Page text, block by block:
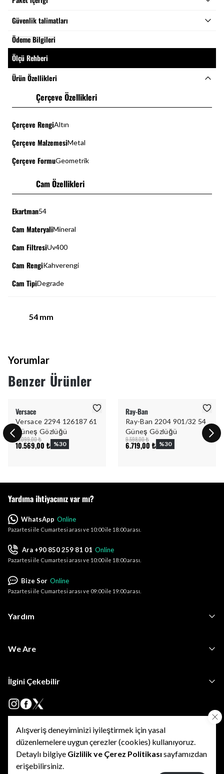
Alışveriş deneyiminizi iyileştirmek için yasal
düzenlemelere uygun çerezler (cookies) kullanıyoruz.
Detaylı bilgiye Gizlilik ve Çerez Politikası sayfamızdan
erişebilirsiniz.
Güvenlik talimatları
Ödeme Bilgileri
Ölçü Rehberi
Ürün Özellikleri
Çerçeve Özellikleri
Çerçeve RengiAltın
Çerçeve MalzemesiMetal
Çerçeve FormuGeometrik
Cam Özellikleri
Ekartman54
Cam MateryaliMineral
Cam FiltresiUv400
Cam RengiKahverengi
Cam TipiDegrade
54 mm
Yorumlar
Benzer Ürünler
Versace
Versace 2294 126187 61
Güneş Gözlüğü
15.099,00 ₺
10.569,00 ₺ %30
Ray-Ban
Ray-Ban 2204 901/32 54
Güneş Gözlüğü
9.598,00 ₺
6.719,00 ₺ %30
Yardım
We Are
İlgini Çekebilir
Yardıma ihtiyacınız var mı?
WhatsApp Online
Pazartesi ile Cumartesi arası ve 10:00 ile 18:00 arası.
Ara +90 850 259 81 01 Online
Pazartesi ile Cumartesi arası ve 10:00 ile 18:00 arası.
Bize Sor Online
Pazartesi ile Cumartesi arası ve 09:00 ile 19:00 arası.
Kişisel Verilerin Korunması • KVKK Başvuru ve Bilgi Talep Formu
Kişisel Verilerin İşlenmesine Yönelik Açık Rıza Onay Metni •
Özel Nitelikli KVKK • Kullanım Şartları • Gizlilik Politikası •
Çerez Politikası • İptal ve İade Şartları